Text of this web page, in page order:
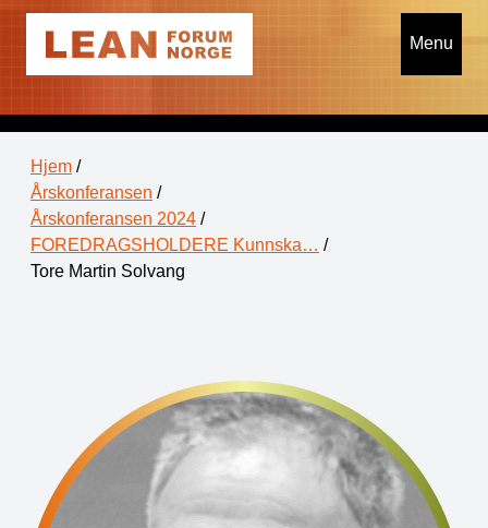
Menu
Hjem /
Årskonferansen /
Årskonferansen 2024 /
FOREDRAGSHOLDERE Kunnska… /
Tore Martin Solvang